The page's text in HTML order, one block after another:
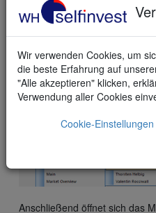
Öffnen Sie im Seitenmanager
Anschließend öffnet sich das
Wir verwenden Cookies, um
die beste Erfahrung auf
"Alle akzeptieren" klicken,
Verwendung aller Cookies
Cookie-Einstellungen